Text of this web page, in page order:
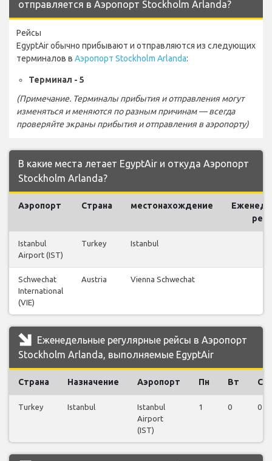
отправляется в Аэропорт Stockholm Arlanda?
Рейсы
EgyptAir обычно прибывают и отправляются из следующих
терминалов в Аэропорт Stockholm Arlanda:
Терминал - 5
(Примечание. Терминалы прибытия и отправления могут
изменяться и меняются по разным причинам — всегда
проверяйте экраны прибытия и отправления в аэропорту)
В какие места летает EgyptAir и откуда Аэропорт
Stockholm Arlanda?
Аэропорт Страна местонахождение
Istanbul
Airport (IST)
Turkey Istanbul
Schwechat
International
(VIE)
Austria Vienna Schwechat
Еженедельные регулярные рейсы в Аэропорт
Stockholm Arlanda, выполняемые EgyptAir
Страна Назначение Аэропорт Пн Вт Ср
Turkey Istanbul
Istanbul
Airport
(IST)
1 0 0